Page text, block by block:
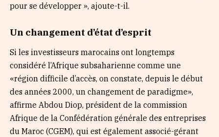
pour se développer », ajoute-t-il.
Un changement d’état d’esprit
Si les investisseurs marocains ont longtemps
considéré l’Afrique subsaharienne comme une
«région difficile d’accès, on constate, depuis le début
des années 2000, un changement de paradigme»,
affirme Abdou Diop, président de la commission
Afrique de la Confédération générale des entreprises
du Maroc (CGEM), qui est également associé-gérant